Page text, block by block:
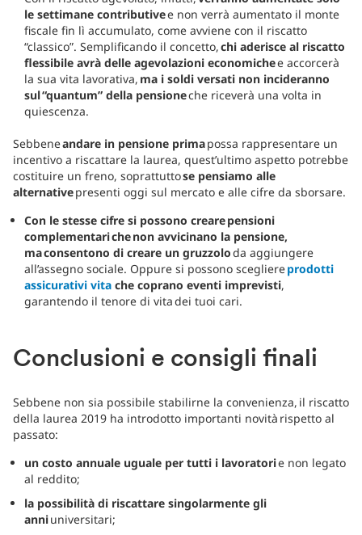
le settimane contributivee non verrà aumentato il monte
fiscale fin lì accumulato, come avviene con il riscatto
“classico”. Semplificando il concetto,chi aderisce al riscatto
flessibile avrà delle agevolazioni economichee accorcerà
la sua vita lavorativa, ma i soldi versati non incideranno
sul “quantum” della pensioneche riceverà una volta in
quiescenza.
Sebbeneandare in pensione primapossa rappresentare un
incentivo a riscattare la laurea, quest’ultimo aspetto potrebbe
costituire un freno, soprattuttose pensiamo alle
alternativepresenti oggi sul mercato e alle cifre da sborsare.
Con le stesse cifre si possono creare pensioni
complementari che non avvicinano la pensione,
ma consentono di creare un gruzzoloda aggiungere
all’assegno sociale. Oppure si possono scegliereprodotti
assicurativi vita che coprano eventi imprevisti,
garantendo il tenore di vita dei tuoi cari.
Conclusioni e consigli finali
Sebbene non sia possibile stabilirne la convenienza, il riscatto
della laurea 2019 ha introdotto importanti novità rispetto al
passato:
un costo annuale uguale per tutti i lavoratorie non legato
al reddito;
la possibilità di riscattare singolarmente gli
anniuniversitari;